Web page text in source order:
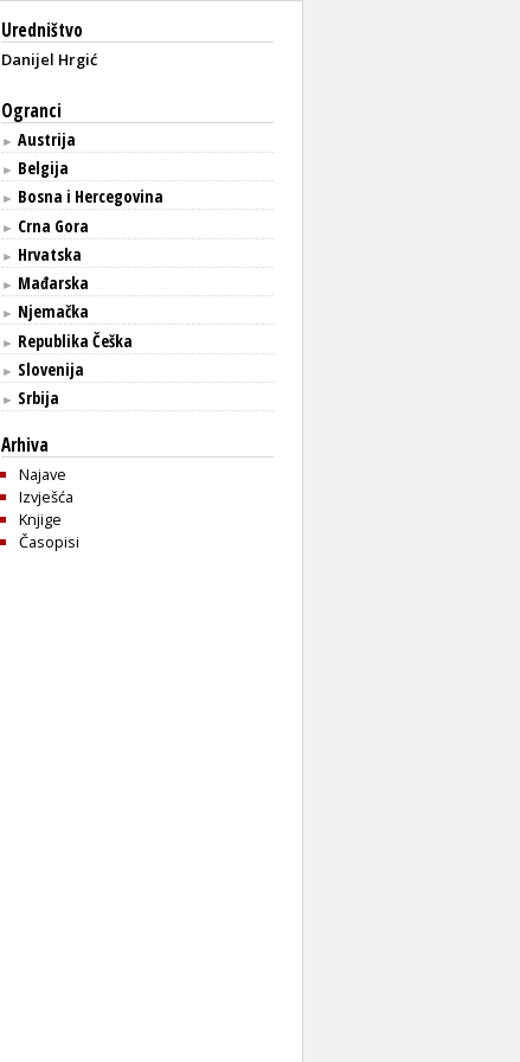
Uredništvo
Danijel Hrgić
Ogranci
► Austrija
► Belgija
► Bosna i Hercegovina
► Crna Gora
► Hrvatska
► Mađarska
► Njemačka
► Republika Češka
► Slovenija
► Srbija
Arhiva
Najave
Izvješća
Knjige
Časopisi